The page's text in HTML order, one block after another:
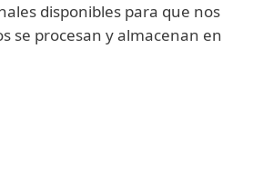
disponibles para que nos
se procesan y almacenan en